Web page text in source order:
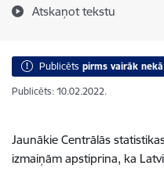
Atskaņot tekstu
Publicēts pirms vairāk
Publicēts: 10.02.2022.
Jaunākie Centrālās
izmaiņām apstiprina, ka